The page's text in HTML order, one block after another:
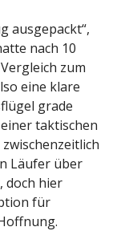
ausgepackt“,
nach 10
zum
eine klare
grade
taktischen
Läufer über
doch hier
für